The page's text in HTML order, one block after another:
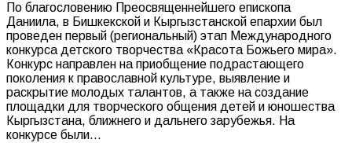
По благословению Преосвященнейшего епископа
Даниила, в Бишкекской и Кыргызстанской епархии был
проведен первый (региональный) этап Международного
конкурса детского творчества «Красота Божьего мира».
Конкурс направлен на приобщение подрастающего
поколения к православной культуре, выявление и
раскрытие молодых талантов, а также на создание
площадки для творческого общения детей и юношества
Кыргызстана, ближнего и дальнего зарубежья. На
конкурсе были…